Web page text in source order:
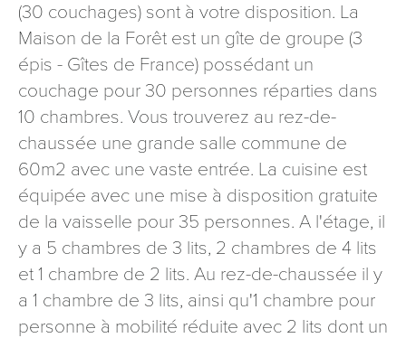
(30 couchages) sont à votre disposition. La
Maison de la Forêt est un gîte de groupe (3
épis - Gîtes de France) possédant un
couchage pour 30 personnes réparties dans
10 chambres. Vous trouverez au rez-de-
chaussée une grande salle commune de
60m2 avec une vaste entrée. La cuisine est
équipée avec une mise à disposition gratuite
de la vaisselle pour 35 personnes. A l'étage, il
y a 5 chambres de 3 lits, 2 chambres de 4 lits
et 1 chambre de 2 lits. Au rez-de-chaussée il y
a 1 chambre de 3 lits, ainsi qu'1 chambre pour
personne à mobilité réduite avec 2 lits dont un